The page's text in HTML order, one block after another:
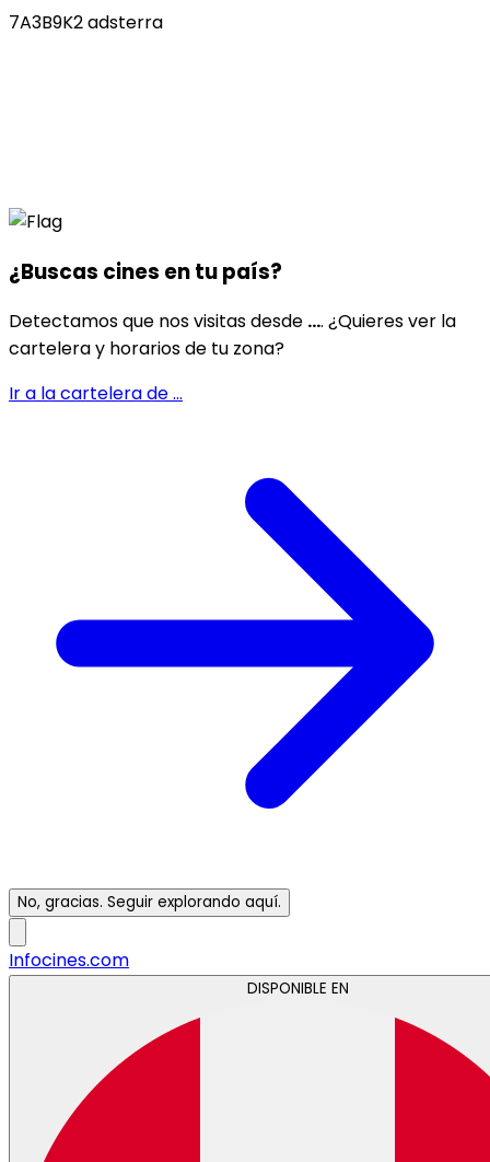
7A3B9K2 adsterra
¿Buscas cines entu país?
Detectamos que nos visitas desde .... ¿Quieres ver la
cartelera y horarios de tu zona?
Ir a la cartelera de...
No, gracias. Seguir explorando aquí.
Infocines.com
DISPONIBLE EN